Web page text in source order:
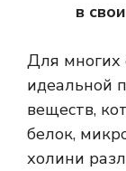
в
Для многих
идеальной
веществ,
белок,
холини